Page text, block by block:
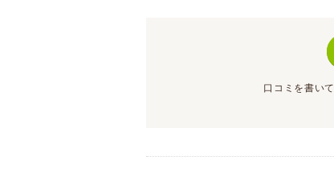
口コミを書いて